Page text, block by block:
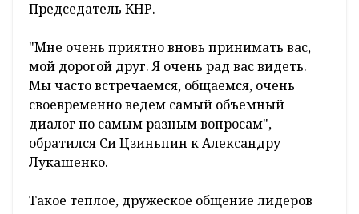
Председатель КНР.
"Мне очень приятно вновь принимать вас,
мой дорогой друг. Я очень рад вас видеть.
Мы часто встречаемся, общаемся, очень
своевременно ведем самый объемный
диалог по самым разным вопросам", -
обратился Си Цзиньпин к Александру
Лукашенко.
Такое теплое, дружеское общение лидеров